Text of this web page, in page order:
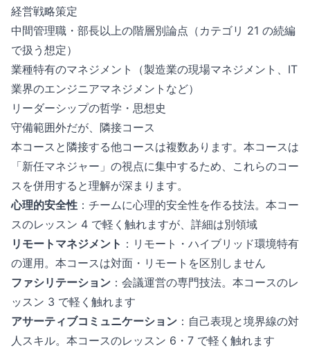
経営戦略策定
中間管理職・部長以上の階層別論点（カテゴリ 21 の続編
で扱う想定）
業種特有のマネジメント（製造業の現場マネジメント、IT
業界のエンジニアマネジメントなど）
リーダーシップの哲学・思想史
守備範囲外だが、隣接コース
本コースと隣接する他コースは複数あります。本コースは
「新任マネジャー」の視点に集中するため、これらのコー
スを併用すると理解が深まります。
心理的安全性 ：チームに心理的安全性を作る技法。本コー
スのレッスン 4 で軽く触れますが、詳細は別領域
リモートマネジメント ：リモート・ハイブリッド環境特有
の運用。本コースは対面・リモートを区別しません
ファシリテーション ：会議運営の専門技法。本コースのレ
ッスン 3 で軽く触れます
アサーティブコミュニケーション ：自己表現と境界線の対
人スキル。本コースのレッスン 6・7 で軽く触れます